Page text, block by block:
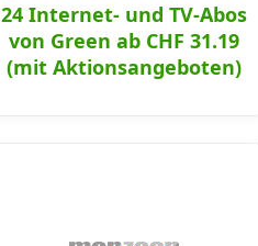
24 Internet- und TV-Abos
von Green ab CHF 31.19
(mit Aktionsangeboten)